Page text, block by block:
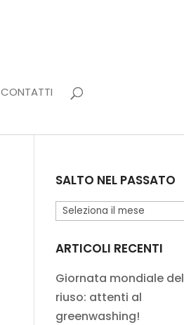
CONTATTI
SALTO NEL PASSATO
Salto
passato
ARTICOLI RECENTI
Giornata mondiale del
riuso: attenti al
greenwashing!